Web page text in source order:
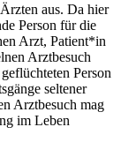
aus. Da hier
Person für die
Arzt, Patient*in
Arztbesuch
Person
seltener
Arztbesuch mag
im Leben